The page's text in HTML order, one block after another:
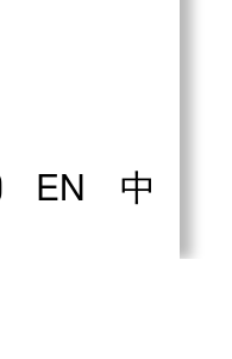
EN 中